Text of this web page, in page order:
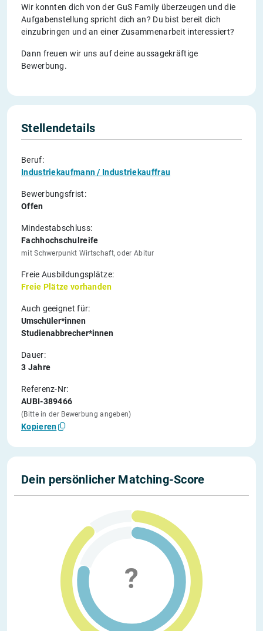
Wir konnten dich von der GuS Family überzeugen und die
Aufgabenstellung spricht dich an? Du bist bereit dich
einzubringen und an einer Zusammenarbeit interessiert?
Dann freuen wir uns auf deine aussagekräftige
Bewerbung.
Stellendetails
Beruf:
Industriekaufmann / Industriekauffrau
Bewerbungsfrist:
Offen
Mindestabschluss:
Fachhochschulreife
mit Schwerpunkt Wirtschaft, oder Abitur
Freie Ausbildungsplätze:
Freie Plätze vorhanden
Auch geeignet für:
Umschüler*innen
Studienabbrecher*innen
Dauer:
3 Jahre
Referenz-Nr:
AUBI-389466
(Bitte in der Bewerbung angeben)
Kopieren
Dein persönlicher Matching-Score